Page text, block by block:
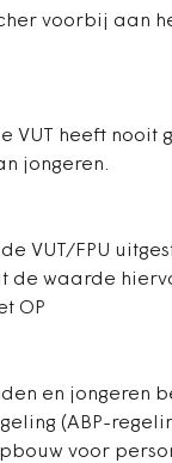
voorbij aan
VUT heeft nooit
jongeren.
VUT/FPU
de waarde
OP
en jongeren
(ABP-
voor